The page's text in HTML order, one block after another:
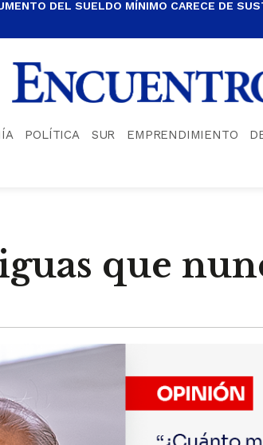
DEL SUELDO MÍNIMO CARECE DE
POLÍTICA SUR EMPRENDIMIENTO
que